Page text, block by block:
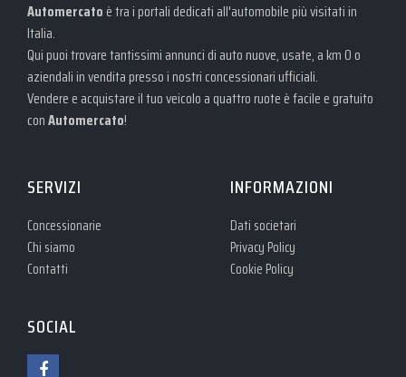
Automercato è tra i portali dedicati all'automobile più visitati in
Italia.
Qui puoi trovare tantissimi annunci di auto nuove, usate, a km 0 o
aziendali in vendita presso i nostri concessionari ufficiali.
Vendere e acquistare il tuo veicolo a quattro ruote è facile e gratuito
conAutomercato!
SERVIZI
Concessionarie
Chi siamo
Contatti
INFORMAZIONI
Dati societari
Privacy Policy
Cookie Policy
SOCIAL